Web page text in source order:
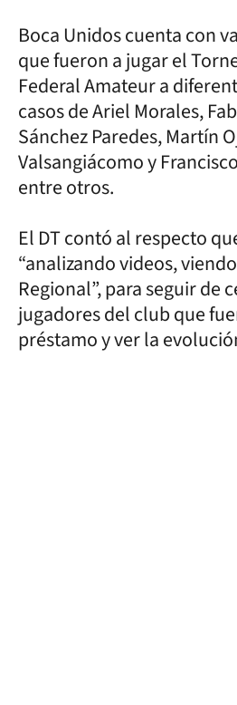
Boca Unidos cuenta con
que fueron a jugar el
Federal Amateur a
casos de Ariel Morales,
Sánchez Paredes, Martín
Valsangiácomo y
entre otros.
El DT contó al respecto
“analizando videos,
Regional”, para seguir de
jugadores del club que
préstamo y ver la